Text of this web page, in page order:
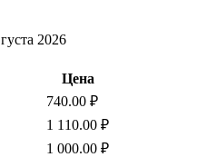
2026
Цена
740.00 ₽
1 110.00 ₽
1 000.00 ₽